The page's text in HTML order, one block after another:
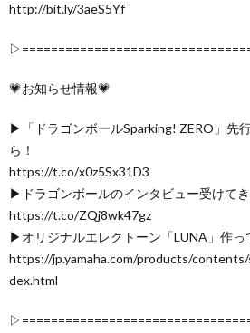
http://bit.ly/3aeS5Yf
💗お知らせ情報💗
▶「ドラゴンボールSparking! ZERO」先
ら！
https://t.co/x0z5Sx31D3
▶ドラゴンボールのインタビュー受けてき
https://t.co/ZQj8wk47gz
▶オリジナルエレクトーン「LUNA」作っ
https://jp.yamaha.com/products/
dex.html